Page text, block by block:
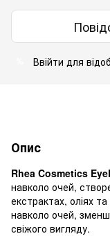
Ввійти для
Опис
Rhea Cosmetics
навколо очей,
екстрактах, оліях
навколо очей,
свіжого вигляду.